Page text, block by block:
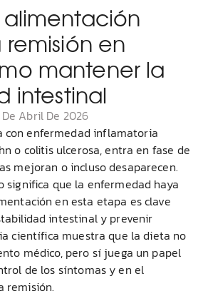
en
mantener la
intestinal
Abril De 2026
con enfermedad inflamatoria
o colitis ulcerosa, entra en fase de
mejoran o incluso desaparecen.
significa que la enfermedad haya
en esta etapa es clave
intestinal y prevenir
científica muestra que la dieta no
médico, pero sí juega un papel
de los síntomas y en el
remisión.